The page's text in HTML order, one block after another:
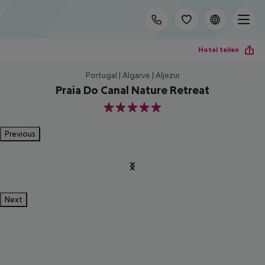
Hotel teilen
Portugal | Algarve | Aljezur
Praia Do Canal Nature Retreat
5
Previous
Next